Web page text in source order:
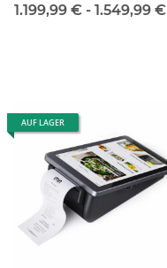
1.199,99 € - 1.549,99 €
AUF LAGER